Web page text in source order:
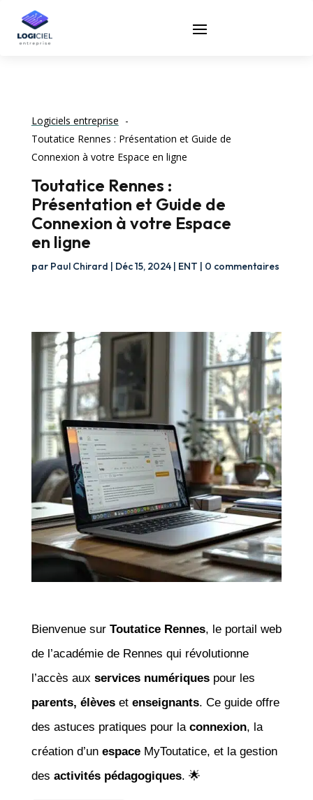
Logiciels entreprise
Toutatice Rennes : Présentation et Guide de
Connexion à votre Espace en ligne
Toutatice Rennes :
Présentation et Guide de
Connexion à votre Espace
en ligne
par Paul Chirard | Déc 15, 2024| ENT | 0 commentaires
Bienvenue sur Toutatice Rennes, le portail web
de l’académie de Rennes qui révolutionne
l’accès aux services numériquespour les
parents, élèveset enseignants. Ce guide offre
des astuces pratiques pour la connexion, la
création d’un espaceMyToutatice, et la gestion
des activités pédagogiques. 🌟